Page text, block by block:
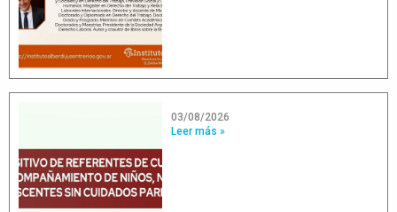
03/08/2026
Leer más »